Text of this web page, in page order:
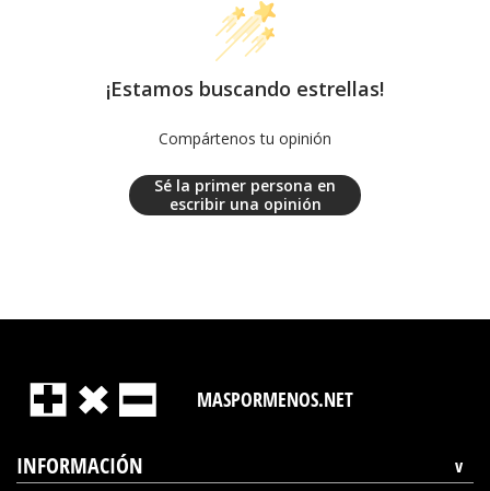
¡Estamos buscando estrellas!
Compártenos tu opinión
Sé la primer persona en
escribir una opinión
MASPORMENOS.NET
INFORMACIÓN